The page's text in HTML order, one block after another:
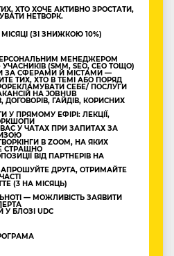
ХТО ХОЧЕ АКТИВНО ЗРОСТАТИ,
НЕТВОРК.
МІСЯЦІ (ЗІ ЗНИЖКОЮ 10%)
МЕНЕДЖЕРОМ
(SMM, SEO, CEO ТОЩО)
ЗА СФЕРАМИ Й МІСТАМИ —
ТИХ, ХТО В ТЕМІ АБО ПОРЯД
СЕБЕ/ ПОСЛУГИ
НА JOBHUB
ДОГОВОРІВ, ГАЙДІВ, КОРИСНИХ
У ПРЯМОМУ ЕФІРІ: ЛЕКЦІЇ,
У ЧАТАХ ПРИ ЗАПИТАХ ЗА
В ZOOM, НА ЯКИХ
СТРАШНО
ВІД ПАРТНЕРІВ НА
ДРУГА, ОТРИМАЙТЕ
(3 НА МІСЯЦЬ)
— МОЖЛИВІСТЬ ЗАЯВИТИ
У БЛОЗІ UDC